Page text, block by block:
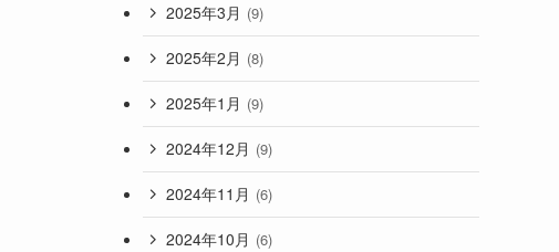
2025年3月 (9)
2025年2月 (8)
2025年1月 (9)
2024年12月 (9)
2024年11月 (6)
2024年10月 (6)